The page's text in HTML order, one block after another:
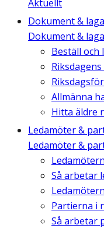
Aktuellt
Dokument &
Dokument &
Beställ och
Allmänna
Hitta äldre
Ledamöter &
Ledamöter &
Så arbetar
Partierna i
Så arbetar